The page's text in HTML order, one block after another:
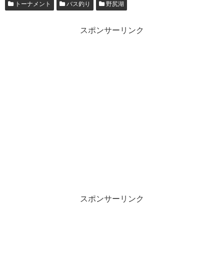
トーナメント バス釣り 野尻湖
スポンサーリンク
スポンサーリンク